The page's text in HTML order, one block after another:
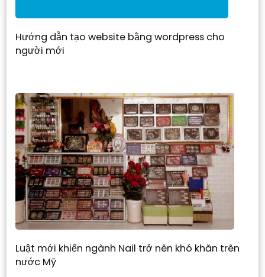
Hướng dẫn tạo website bằng wordpress cho
người mới
Luật mới khiến ngành Nail trở nên khó khăn trên
nước Mỹ